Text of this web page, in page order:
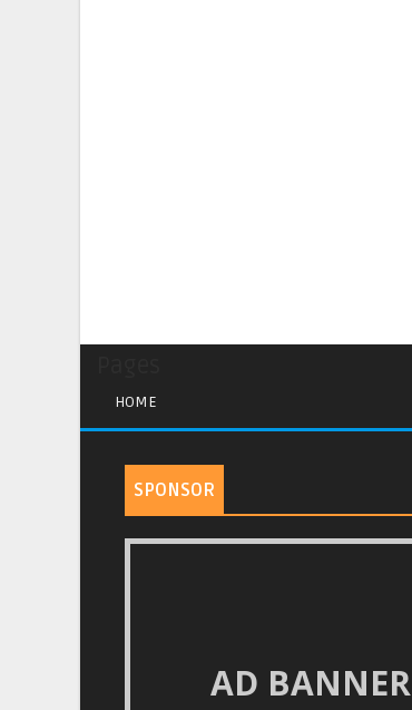
HOME
SPONSOR
AD BANNER